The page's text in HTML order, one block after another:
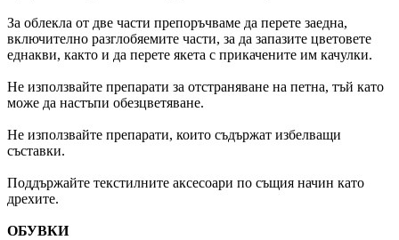
За облекла от две части препоръчваме да перете заедна,
включително разглобяемите части, за да запазите цветовете
еднакви, както и да перете якета с прикачените им качулки.
Не използвайте препарати за отстраняване на петна, тъй като
може да настъпи обезцветяване.
Не използвайте препарати, които съдържат избелващи
съставки.
Поддържайте текстилните аксесоари по същия начин като
дрехите.
ОБУВКИ